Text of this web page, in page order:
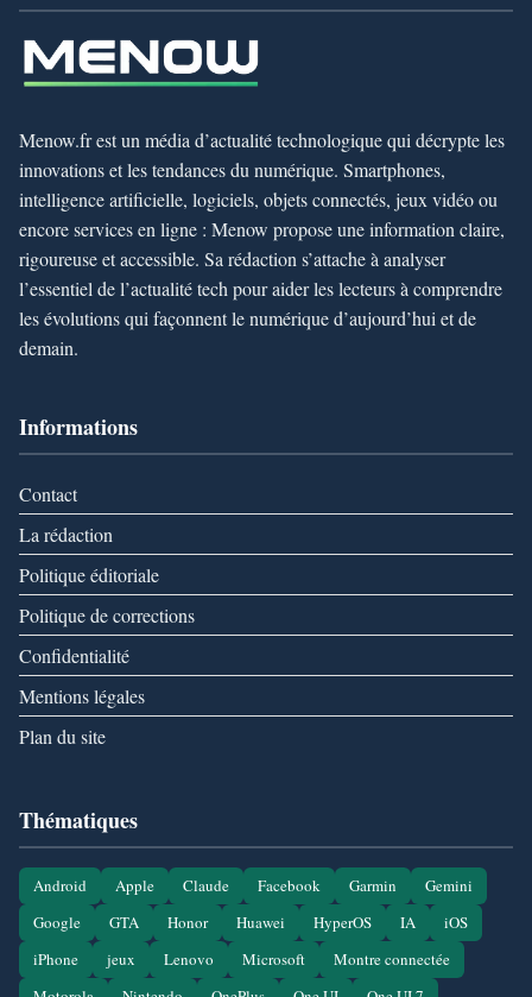
Menow.fr est un média d’actualité technologique qui décrypte les
innovations et les tendances du numérique. Smartphones,
intelligence artificielle, logiciels, objets connectés, jeux vidéo ou
encore services en ligne : Menow propose une information claire,
rigoureuse et accessible. Sa rédaction s’attache à analyser
l’essentiel de l’actualité tech pour aider les lecteurs à comprendre
les évolutions qui façonnent le numérique d’aujourd’hui et de
demain.
Informations
Contact
La rédaction
Politique éditoriale
Politique de corrections
Confidentialité
Mentions légales
Plan du site
Thématiques
Android Apple Claude Facebook Garmin
Gemini
Google
GTA Honor Huawei HyperOS IA
iOS
iPhone
jeux Lenovo Microsoft
Montre connectée